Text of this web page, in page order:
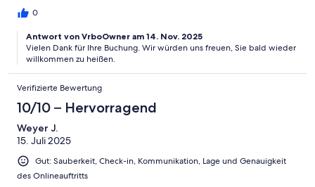
liebevoll dekorierte Wohnung nahm uns in Emofang und alles
gern wieder. Fam. Meißner
0
Antwort von VrboOwner am 14. Nov. 2025
Vielen Dank für Ihre Buchung. Wir würden uns freuen, Sie bald wieder
willkommen zu heißen.
Verifizierte Bewertung
10/10 – Hervorragend
Weyer J.
15. Juli 2025
Gut: Sauberkeit, Check-in, Kommunikation, Lage und Genauigkeit
des Onlineauftritts